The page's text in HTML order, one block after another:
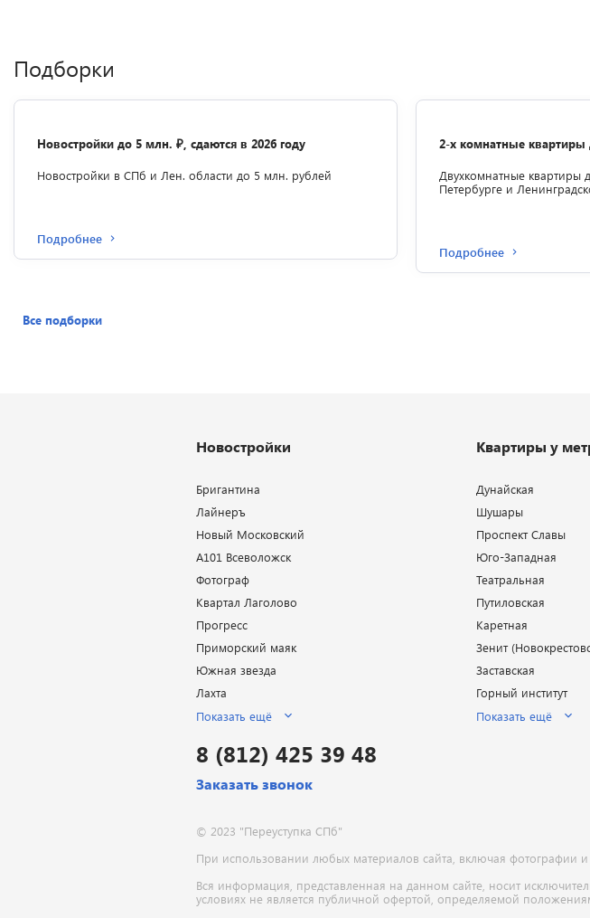
Подборки
Новостройки до 5 млн. ₽, сдаются в 2026 году
Новостройки в СПб и Лен. области до 5 млн. рублей
Подробнее
2-х комнатные
Двухкомнатные квартиры
Петербурге и
Подробнее
Все подборки
8 (812) 425 39 48
Заказать звонок
© 2023 "Переуступка СПб"
При использовании любых материалов сайта, включая фотографии и
Вся информация, представленная на данном сайте, носит
условиях не является публичной офертой, определяемой
Новостройки
Бригантина
Лайнеръ
Новый Московский
А101 Всеволожск
Фотограф
Квартал Лаголово
Прогресс
Приморский маяк
Южная звезда
Лахта
Показать ещё
Квартиры у
Дунайская
Шушары
Проспект Славы
Юго-Западная
Театральная
Путиловская
Каретная
Зенит
Заставская
Горный институт
Показать ещё